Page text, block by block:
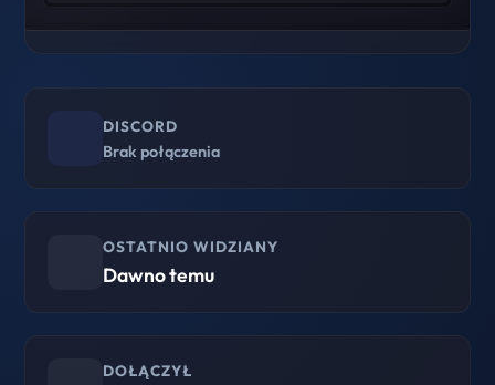
DISCORD
Brak połączenia
OSTATNIO WIDZIANY
Dawno temu
DOŁĄCZYŁ